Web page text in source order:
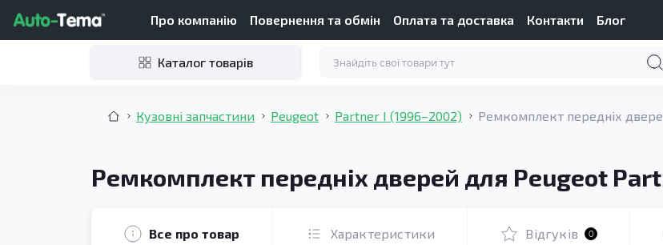
Про компанію Повернення та обмін Оплата та доставка Контакти Блог
Каталог товарів
Кузовні запчастини Peugeot Partner I (1996–2002) Ремкомплект передніх
Ремкомплект передніх дверей для Peugeot
Все про товар Характеристики Відгуків 0